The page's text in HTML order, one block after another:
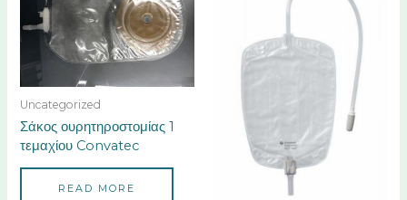
Uncategorized
Σάκος ουρητηροστομίας 1
τεμαχίου Convatec
READ MORE